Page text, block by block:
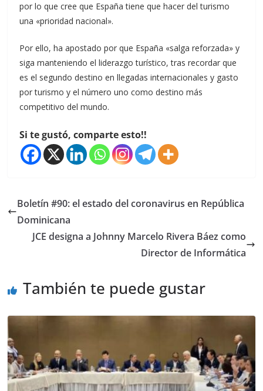
por lo que cree que España tiene que hacer del turismo
una «prioridad nacional».
Por ello, ha apostado por que España «salga reforzada» y
siga manteniendo el liderazgo turístico, tras recordar que
es el segundo destino en llegadas internacionales y gasto
por turismo y el número uno como destino más
competitivo del mundo.
Si te gustó, comparte esto!!
Boletín #90: el estado del coronavirus en República
Dominicana
JCE designa a Johnny Marcelo Rivera Báez como
Director de Informática
También te puede gustar